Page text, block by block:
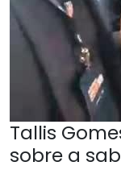
Tallis
sobre a